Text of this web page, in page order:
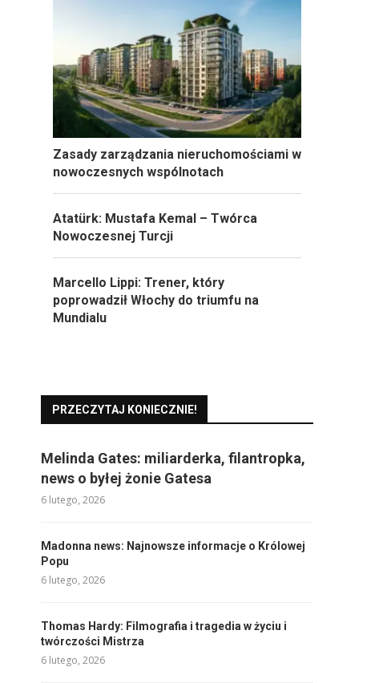
Zasady zarządzania nieruchomościami w
nowoczesnych wspólnotach
Atatürk: Mustafa Kemal – Twórca
Nowoczesnej Turcji
Marcello Lippi: Trener, który
poprowadził Włochy do triumfu na
Mundialu
PRZECZYTAJ KONIECZNIE!
Melinda Gates: miliarderka, filantropka,
news o byłej żonie Gatesa
6 lutego, 2026
Madonna news: Najnowsze informacje o Królowej
Popu
6 lutego, 2026
Thomas Hardy: Filmografia i tragedia w życiu i
twórczości Mistrza
6 lutego, 2026